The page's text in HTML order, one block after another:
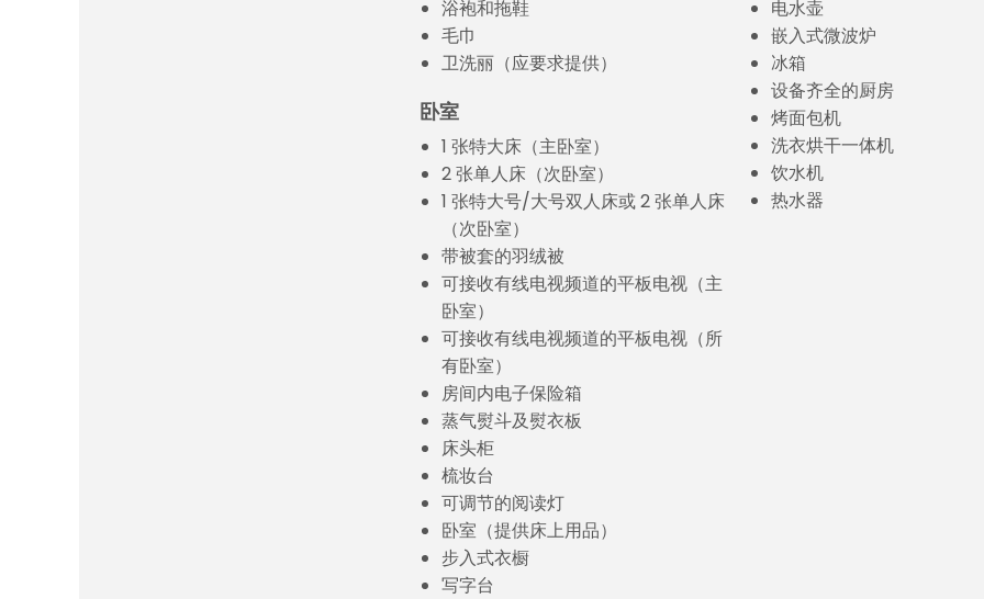
浴袍和拖鞋
毛巾
卫洗丽（应要求提供）
卧室
1 张特大床（主卧室）
2 张单人床（次卧室）
1 张特大号/大号双人床或 2 张单人床
（次卧室）
带被套的羽绒被
可接收有线电视频道的平板电视（主
卧室）
可接收有线电视频道的平板电视（所
有卧室）
房间内电子保险箱
蒸气熨斗及熨衣板
床头柜
梳妆台
可调节的阅读灯
卧室（提供床上用品）
步入式衣橱
写字台
电水壶
嵌入式微波炉
冰箱
设备齐全的厨房
烤面包机
洗衣烘干一体机
饮水机
热水器